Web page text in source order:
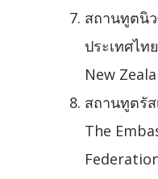
สถานทูตนิ
ประเทศไท
New
สถานทูตรัส
The